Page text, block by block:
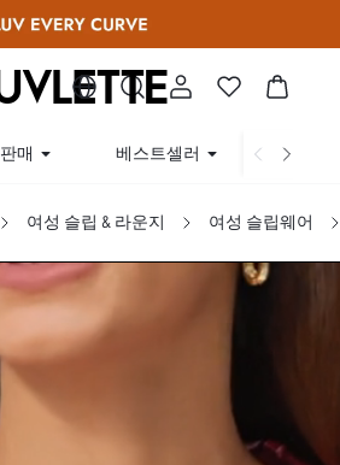
판매 베스트셀러 곡선
여성 슬립 & 라운지 여성 슬립웨어